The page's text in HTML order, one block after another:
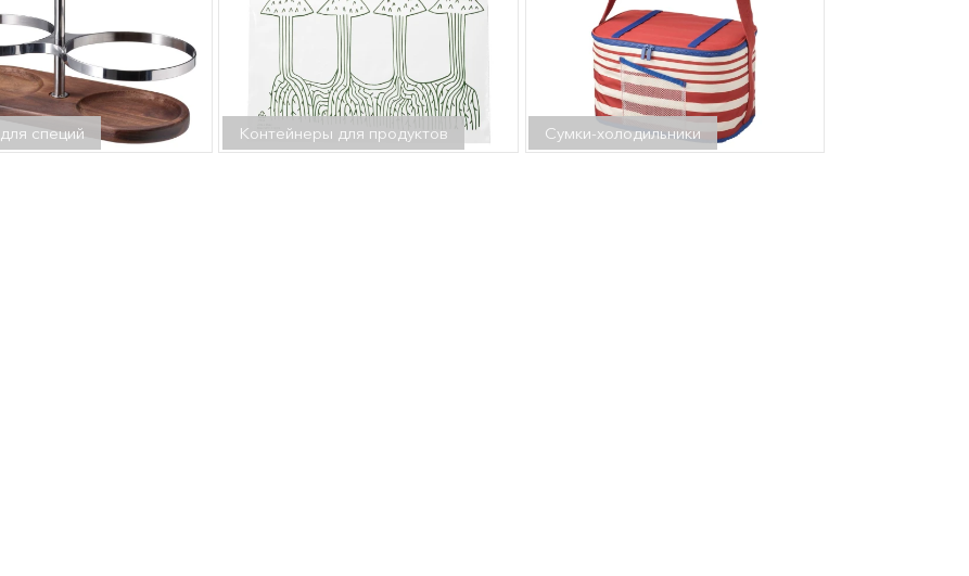
специй Контейнеры для продуктов Сумки-холодильники